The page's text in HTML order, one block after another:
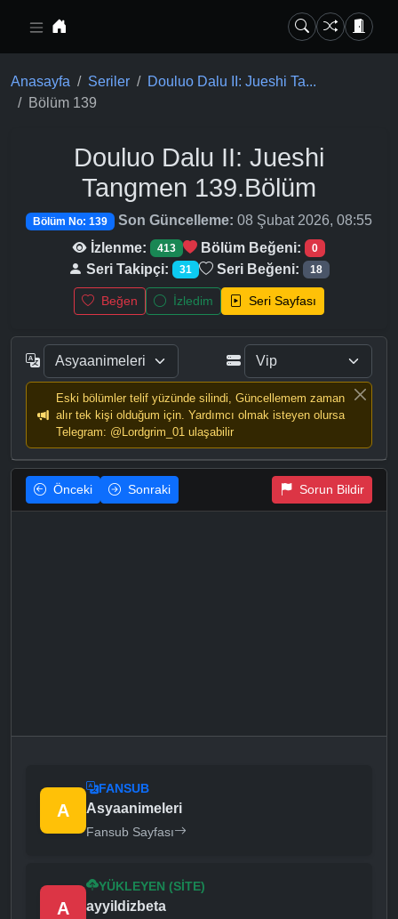
Anasayfa Seriler
Douluo Dalu II: Jueshi Ta...
Bölüm 139
Douluo Dalu II: Jueshi
Tangmen 139.Bölüm
Bölüm No: 139 Son Güncelleme: 08 Şubat 2026, 08:55
İzlenme:
413 Bölüm Beğeni: 0
Seri Takipçi: 31 Seri Beğeni: 18
Beğen İzledim Seri Sayfası
Eski bölümler telif yüzünde silindi, Güncellemem zaman
alır tek kişi olduğum için. Yardımcı olmak isteyen olursa
Telegram: @Lordgrim_01 ulaşabilir
Önceki Sonraki Sorun Bildir
A
FANSUB
Asyaanimeleri
Fansub Sayfası
A
YÜKLEYEN (SITE)
ayyildizbeta